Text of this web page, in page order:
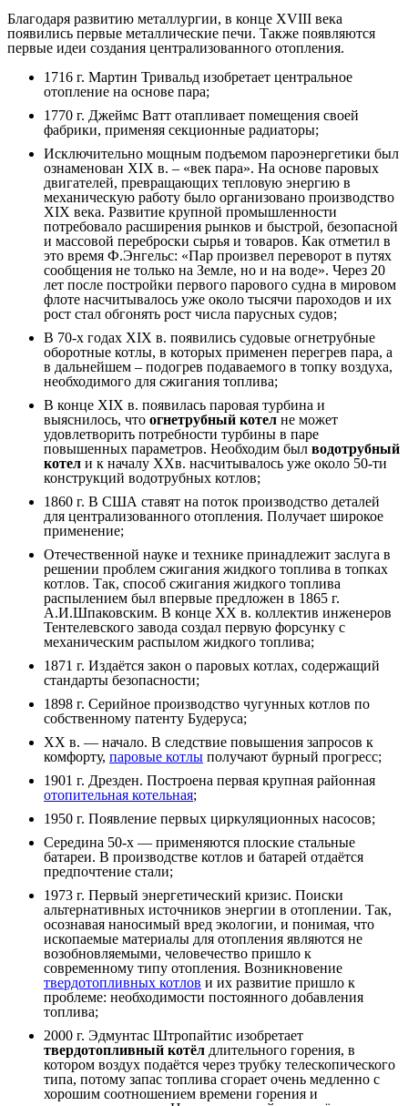
Благодаря развитию металлургии, в конце XVIII века
появились первые металлические печи. Также появляются
первые идеи создания централизованного отопления.
1716 г. Мартин Тривальд изобретает центральное
отопление на основе пара;
1770 г. Джеймс Ватт отапливает помещения своей
фабрики, применяя секционные радиаторы;
Исключительно мощным подъемом пароэнергетики был
ознаменован XIX в. – «век пара». На основе паровых
двигателей, превращающих тепловую энергию в
механическую работу было организовано производство
XIX века. Развитие крупной промышленности
потребовало расширения рынков и быстрой, безопасной
и массовой переброски сырья и товаров. Как отметил в
это время Ф.Энгельс: «Пар произвел переворот в путях
сообщения не только на Земле, но и на воде». Через 20
лет после постройки первого парового судна в мировом
флоте насчитывалось уже около тысячи пароходов и их
рост стал обгонять рост числа парусных судов;
В 70-х годах XIX в. появились судовые огнетрубные
оборотные котлы, в которых применен перегрев пара, а
в дальнейшем – подогрев подаваемого в топку воздуха,
необходимого для сжигания топлива;
В конце XIX в. появилась паровая турбина и
выяснилось, что огнетрубный котел не может
удовлетворить потребности турбины в паре
повышенных параметров. Необходим был водотрубный
котел и к началу XXв. насчитывалось уже около 50-ти
конструкций водотрубных котлов;
1860 г. В США ставят на поток производство деталей
для централизованного отопления. Получает широкое
применение;
Отечественной науке и технике принадлежит заслуга в
решении проблем сжигания жидкого топлива в топках
котлов. Так, способ сжигания жидкого топлива
распылением был впервые предложен в 1865 г.
А.И.Шпаковским. В конце XX в. коллектив инженеров
Тентелевского завода создал первую форсунку с
механическим распылом жидкого топлива;
1871 г. Издаётся закон о паровых котлах, содержащий
стандарты безопасности;
1898 г. Серийное производство чугунных котлов по
собственному патенту Будеруса;
XX в. — начало. В следствие повышения запросов к
комфорту, паровые котлы получают бурный прогресс;
1901 г. Дрезден. Построена первая крупная районная
отопительная котельная;
1950 г. Появление первых циркуляционных насосов;
Середина 50-х — применяются плоские стальные
батареи. В производстве котлов и батарей отдаётся
предпочтение стали;
1973 г. Первый энергетический кризис. Поиски
альтернативных источников энергии в отоплении. Так,
осознавая наносимый вред экологии, и понимая, что
ископаемые материалы для отопления являются не
возобновляемыми, человечество пришло к
современному типу отопления. Возникновение
твердотопливных котлов и их развитие пришло к
проблеме: необходимости постоянного добавления
топлива;
2000 г. Эдмунтас Штропайтис изобретает
твердотопливный котёл длительного горения, в
котором воздух подаётся через трубку телескопического
типа, потому запас топлива сгорает очень медленно с
хорошим соотношением времени горения и